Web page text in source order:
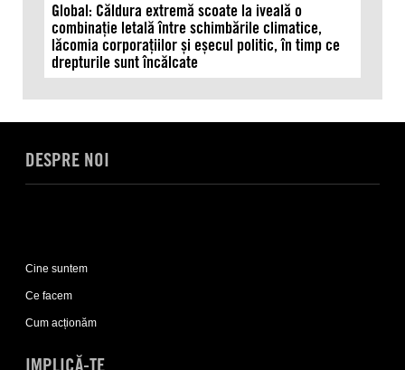
Global: Căldura extremă scoate la iveală o
combinație letală între schimbările climatice,
lăcomia corporațiilor și eșecul politic, în timp ce
drepturile sunt încălcate
DESPRE NOI
Despre
noi
sub-
list
Cine suntem
Ce facem
Cum acționăm
IMPLICĂ-TE